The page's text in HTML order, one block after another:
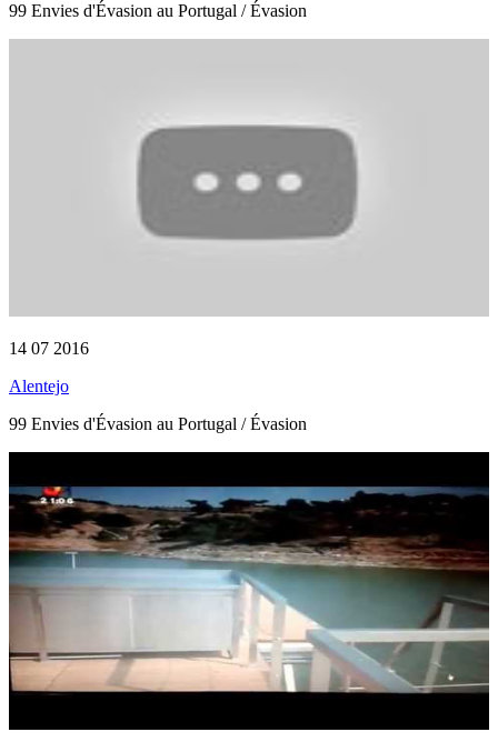
99 Envies d'Évasion au Portugal / Évasion
14 07 2016
Alentejo
99 Envies d'Évasion au Portugal / Évasion